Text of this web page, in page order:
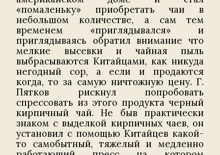
«помаленьку» приобретать чаи в
небольшом количестве, а сам тем
временем «приглядывался» и
приглядываясь обратил внимание что
мелкие высевки и чайная пыль
выбрасываются Китайцами, как никуда
негодный сор, а если и продаются
когда, то за самую ничтожную цену. Г.
Пятков рискнул попробовать
спрессовать из этого продукта черный
кирпичный чай. Не быв практически
знаком с выделкой кирпичных чаев, он
установил с помощью Китайцев какой-
то самобытный, тяжелый и медленно